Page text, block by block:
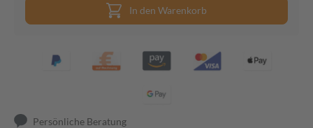
In den Warenkorb
Persönliche Beratung